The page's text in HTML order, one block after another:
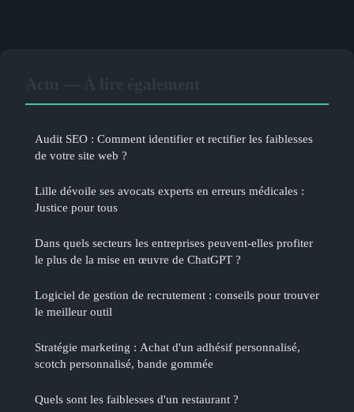
Audit SEO : Comment identifier et rectifier les faiblesses
de votre site web ?
Lille dévoile ses avocats experts en erreurs médicales :
Justice pour tous
Dans quels secteurs les entreprises peuvent-elles profiter
le plus de la mise en œuvre de ChatGPT ?
Logiciel de gestion de recrutement : conseils pour trouver
le meilleur outil
Stratégie marketing : Achat d'un adhésif personnalisé,
scotch personnalisé, bande gommée
Quels sont les faiblesses d'un restaurant ?